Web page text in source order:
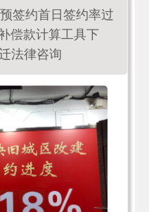
签约首日签约率过
偿款计算工具下
法律咨询